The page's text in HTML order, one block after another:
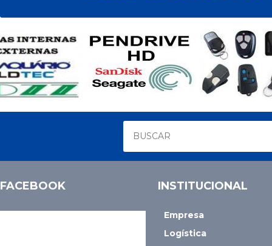
FACEBOOK INSTITUCIONAL
Empresa
Logística